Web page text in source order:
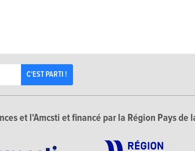
C'EST PARTI !
et l'Amcsti et financé par la Région Pays de